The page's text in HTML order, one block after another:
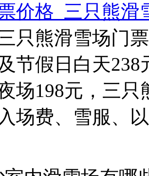
价格_三只熊滑
只熊滑雪场门
节假日白天
场198元，三
场费、雪服、